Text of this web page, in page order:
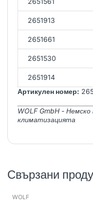
2651913
2651661
2651530
2651914
Артикулен номер:
WOLF GmbH -
климатизацията
Свързани
WOLF